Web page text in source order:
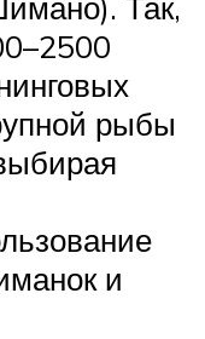
Так,
рыбы
и